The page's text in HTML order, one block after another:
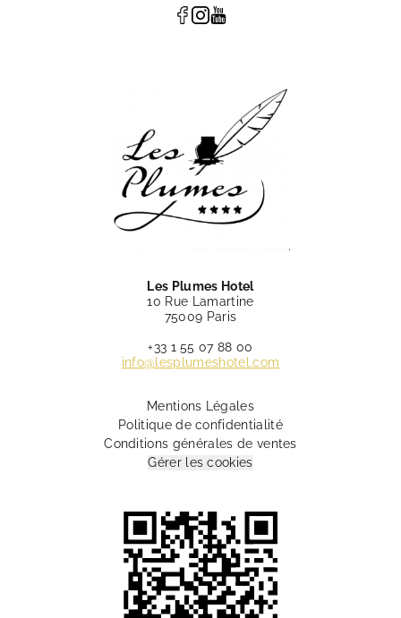
Les Plumes Hotel
10 Rue Lamartine
75009 Paris
+33 1 55 07 88 00
info@lesplumeshotel.com
Mentions Légales
Politique de confidentialité
Conditions générales de ventes
Gérer les cookies